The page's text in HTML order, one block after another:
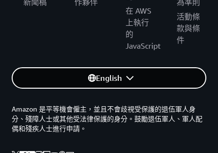
我們關於將負責任的 AI 原則付諸實踐的資訊簡介。
考量的更多內容。
全面實作之前，運作試點
專案有助於識別潛在的挑戰和改善領域。持續監
控和反覆運作可確保系統符合組織目標。
提倡創新文化：鼓勵文化層面的技術創新可確保
更順暢的過渡，讓員工有空間使用新工具進行實
驗和創新。
新聞稿
作夥伴
在 AWS
上執行
的
JavaScript
為準則
活動條
款與條
件
English
Amazon 是平等機會僱主，並且不會歧視受保護的退伍軍人身
分、殘障人士或其他受法律保護的身分。鼓勵退伍軍人、軍人配
偶和殘疾人士進行申請。